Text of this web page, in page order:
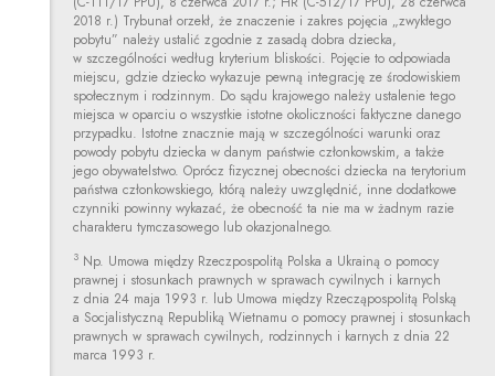
2018 r.) Trybunał orzekł, że znaczenie i zakres pojęcia „zwykłego
pobytu” należy ustalić zgodnie z zasadą dobra dziecka,
w szczególności według kryterium bliskości. Pojęcie to odpowiada
miejscu, gdzie dziecko wykazuje pewną integrację ze środowiskiem
społecznym i rodzinnym. Do sądu krajowego należy ustalenie tego
miejsca w oparciu o wszystkie istotne okoliczności faktyczne danego
przypadku. Istotne znacznie mają w szczególności warunki oraz
powody pobytu dziecka w danym państwie członkowskim, a także
jego obywatelstwo. Oprócz fizycznej obecności dziecka na terytorium
państwa członkowskiego, którą należy uwzględnić, inne dodatkowe
czynniki powinny wykazać, że obecność ta nie ma w żadnym razie
charakteru tymczasowego lub okazjonalnego.
3Np. Umowa między Rzeczpospolitą Polska a Ukrainą o pomocy
prawnej i stosunkach prawnych w sprawach cywilnych i karnych
z dnia 24 maja 1993 r. lub Umowa między Rzecząpospolitą Polską
a Socjalistyczną Republiką Wietnamu o pomocy prawnej i stosunkach
prawnych w sprawach cywilnych, rodzinnych i karnych z dnia 22
marca 1993 r.